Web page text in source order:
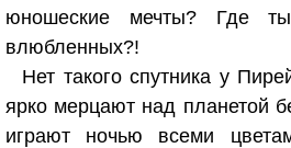
юношеские мечты? Где
влюбленных?!
Нет такого спутника у
ярко мерцают над планетой
играют ночью всеми